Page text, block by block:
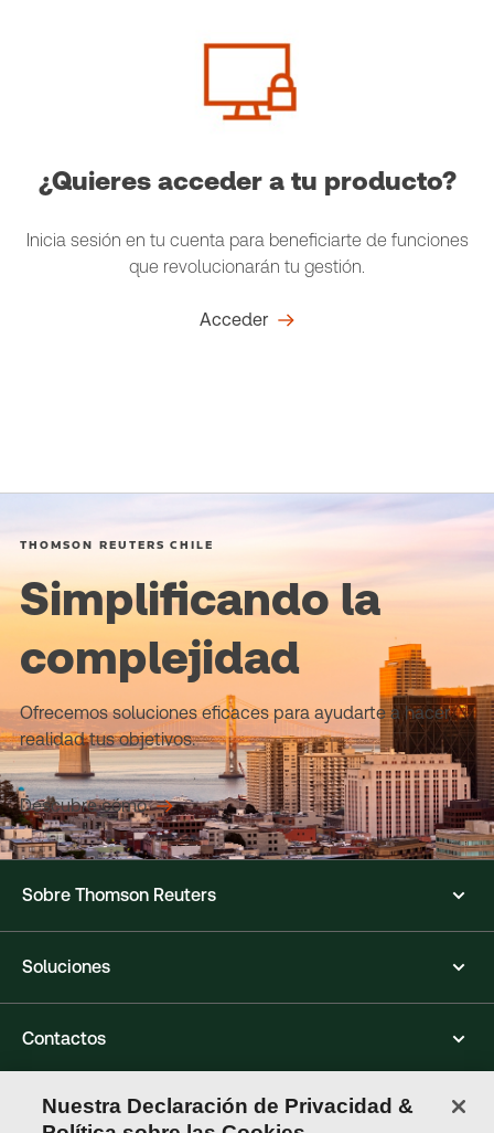
¿Quieres acceder a tu producto?
Inicia sesión en tu cuenta para beneficiarte de funciones
que revolucionarán tu gestión.
Acceder
THOMSON REUTERS CHILE
Simplificando la
complejidad
Ofrecemos soluciones eficaces para ayudarte a hacer
realidad tus objetivos.
Descubre cómo
Sobre Thomson Reuters
Soluciones
Contactos
Conéctate con nosotros
Nuestra Declaración de Privacidad &